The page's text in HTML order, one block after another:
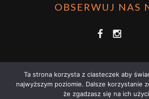
OBSERWUJ NAS
Ta strona korzysta z ciasteczek aby
najwyższym poziomie. Dalsze korzystanie
że zgadzasz się na ich